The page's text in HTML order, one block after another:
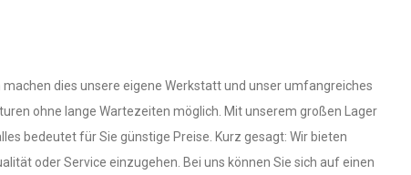
dies unsere eigene Werkstatt und unser umfangreiches
ohne lange Wartezeiten möglich. Mit unserem großen Lager
bedeutet für Sie günstige Preise. Kurz gesagt: Wir bieten
oder Service einzugehen. Bei uns können Sie sich auf einen